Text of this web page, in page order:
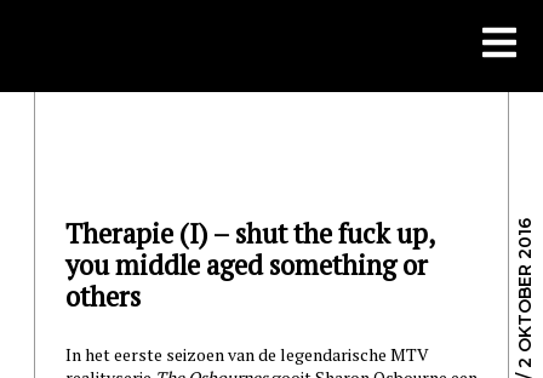
/ 2 OKTOBER 2016
Therapie (I) – shut the fuck up,
you middle aged something or
others
In het eerste seizoen van de legendarische MTV